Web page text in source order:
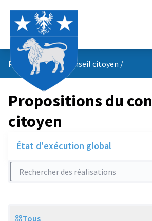
Propositions du conseil citoyen /
Propositions du
citoyen
État d'exécution global
Rechercher des réalisations
Tous